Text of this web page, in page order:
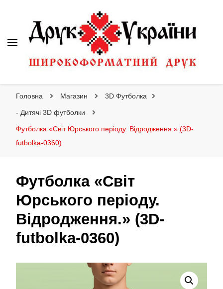
Головна Магазин 3D Футболка
- Дитячі 3D футболки
Футболка «Світ Юрського періоду. Відродження.» (3D-
futbolka-0360)
Футболка «Світ
Юрського періоду.
Відродження.» (3D-
futbolka-0360)